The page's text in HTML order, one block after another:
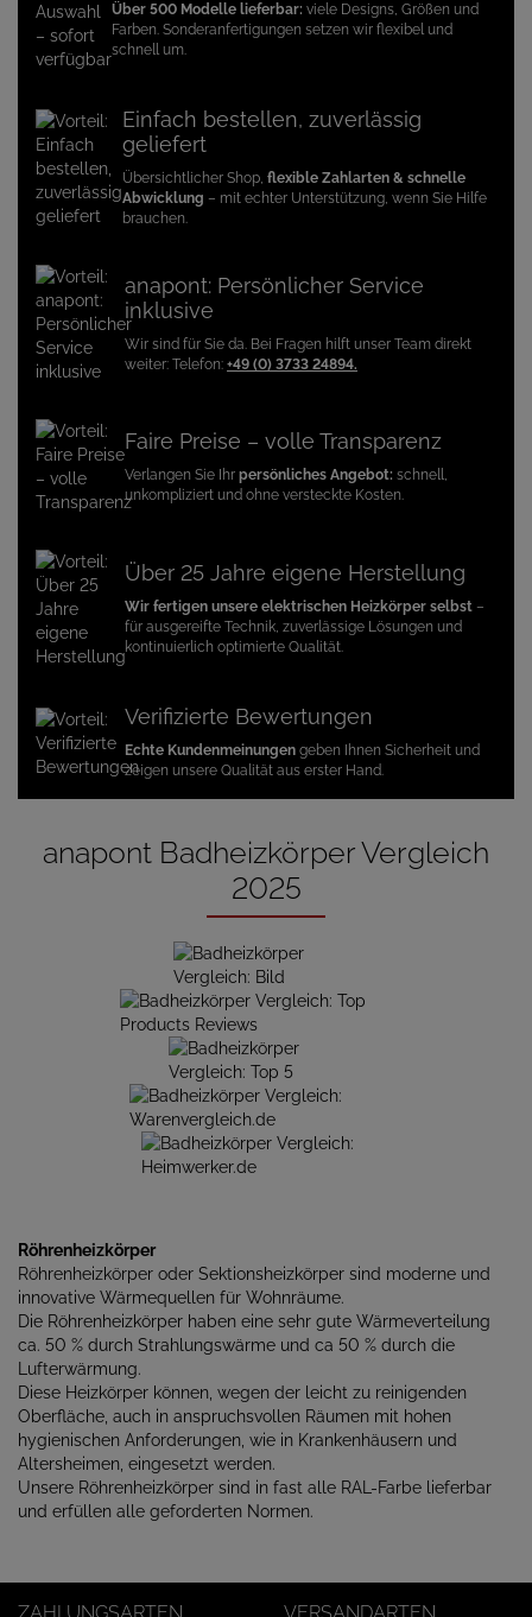
Über 500 Modelle lieferbar: viele Designs, Größen und
Farben. Sonderanfertigungen setzen wir flexibel und
schnell um.
Einfach bestellen, zuverlässig
geliefert
Übersichtlicher Shop, flexible Zahlarten & schnelle
Abwicklung – mit echter Unterstützung, wenn Sie Hilfe
brauchen.
anapont: Persönlicher Service
inklusive
Wir sind für Sie da. Bei Fragen hilft unser Team direkt
weiter: Telefon: +49 (0) 3733 24894.
Faire Preise – volle Transparenz
Verlangen Sie Ihr persönliches Angebot: schnell,
unkompliziert und ohne versteckte Kosten.
Über 25 Jahre eigene Herstellung
Wir fertigen unsere elektrischen Heizkörper selbst –
für ausgereifte Technik, zuverlässige Lösungen und
kontinuierlich optimierte Qualität.
Verifizierte Bewertungen
Echte Kundenmeinungen geben Ihnen Sicherheit und
zeigen unsere Qualität aus erster Hand.
anapont Badheizkörper Vergleich
2025
Röhrenheizkörper
Röhrenheizkörper oder Sektionsheizkörper sind moderne und
innovative Wärmequellen für Wohnräume.
Die Röhrenheizkörper haben eine sehr gute Wärmeverteilung
ca. 50 % durch Strahlungswärme und ca 50 % durch die
Lufterwärmung.
Diese Heizkörper können, wegen der leicht zu reinigenden
Oberfläche, auch in anspruchsvollen Räumen mit hohen
hygienischen Anforderungen, wie in Krankenhäusern und
Altersheimen, eingesetzt werden.
Unsere Röhrenheizkörper sind in fast alle RAL-Farbe lieferbar
und erfüllen alle geforderten Normen.